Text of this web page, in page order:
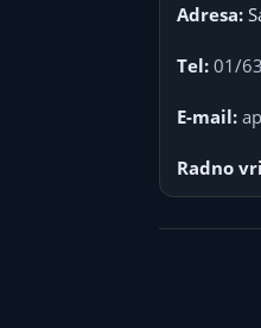
Adresa:
Tel: 01/
E-mail:
Radno